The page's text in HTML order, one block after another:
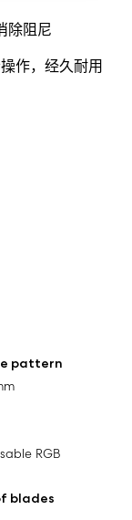
除阻尼
作，经久耐用
pattern
RGB
blades